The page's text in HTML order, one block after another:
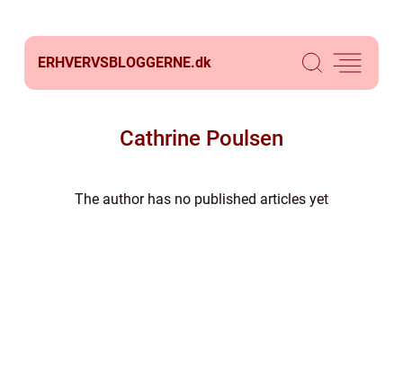
ERHVERVSBLOGGERNE.dk
Cathrine Poulsen
The author has no published articles yet